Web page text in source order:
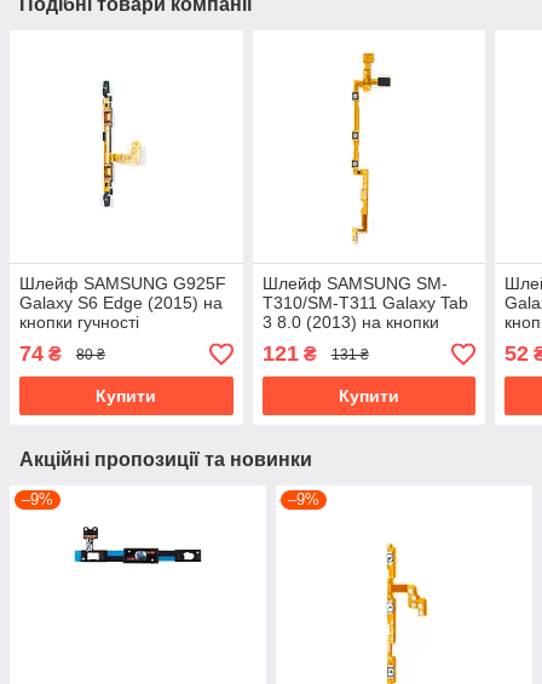
Шлейф SAMSUNG G925F
Galaxy S6 Edge (2015) на
кнопки гучності
74 ₴ 80 ₴
Купити
Шлейф SAMSUNG SM-
T310/SM-T311 Galaxy Tab
3 8.0 (2013) на кнопки
гучності
121₴ 131 ₴
Купити
52
Акційні пропозиції та новинки
–9% –9%